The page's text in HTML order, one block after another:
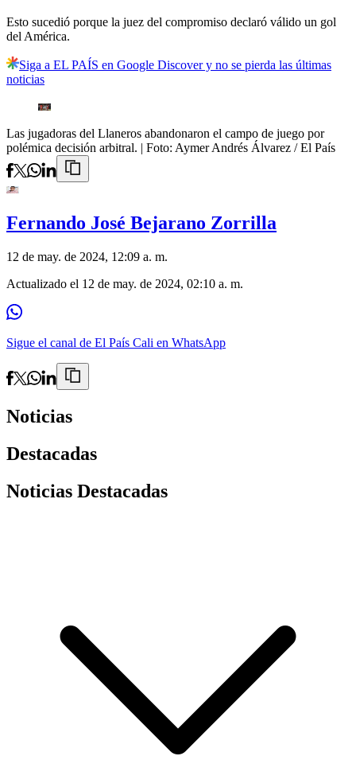
Esto sucedió porque la juez del compromiso declaró válido un gol
del América.
Siga a EL PAÍS en Google Discover y no se pierda las últimas
noticias
Las jugadoras del Llaneros abandonaron el campo de juego por
polémica decisión arbitral. | Foto: Aymer Andrés Álvarez / El País
Fernando José Bejarano Zorrilla
12 de may. de 2024, 12:09 a. m.
Actualizado el 12 de may. de 2024, 02:10 a. m.
Sigue el canal de El País Cali en WhatsApp
Noticias
Destacadas
Noticias Destacadas